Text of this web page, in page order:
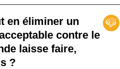
en éliminer un
contre le
laisse faire,
?